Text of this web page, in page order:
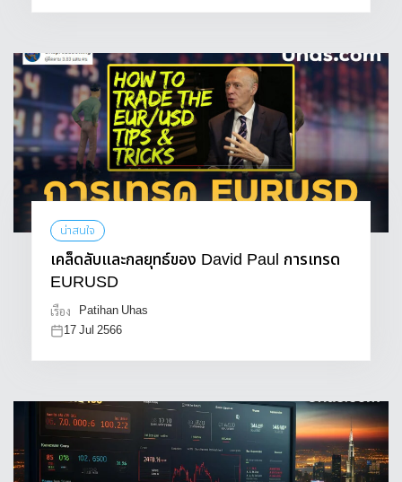
น่าสนใจ
เคล็ดลับและกลยุทธ์ของ David Paul การเทรด
EURUSD
เรื่อง
Patihan Uhas
17 Jul 2566